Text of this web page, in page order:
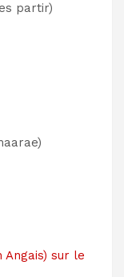
partir)
Angais) sur le